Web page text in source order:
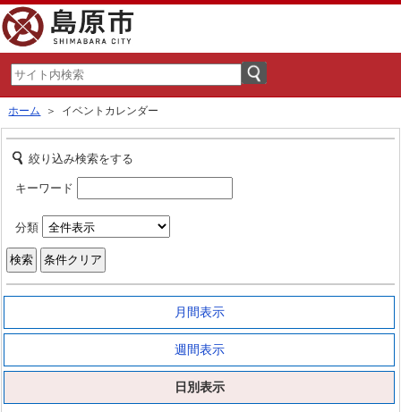
ホーム ＞ イベントカレンダー
絞り込み検索をする
キーワード
分類
月間表示
週間表示
日別表示